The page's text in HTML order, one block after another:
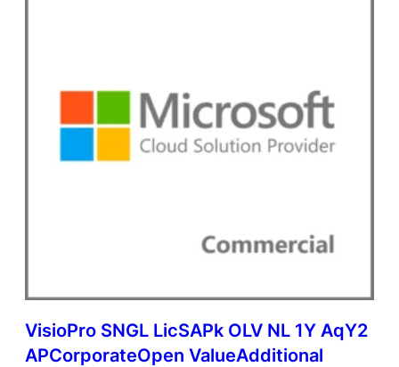
VisioPro SNGL LicSAPk OLV NL 1Y AqY2
APCorporateOpen ValueAdditional